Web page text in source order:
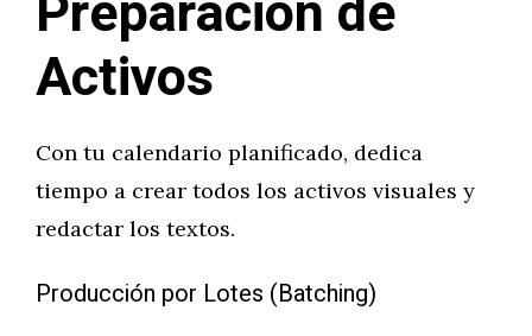
Activos
Con tu calendario planificado, dedica
tiempo a crear todos los activos visuales y
redactar los textos.
Producción por Lotes (Batching)